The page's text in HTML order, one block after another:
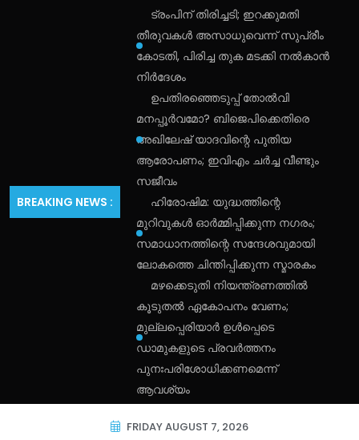
BREAKING NEWS :
ട്രംപിന് തിരിച്ചടി; ഇറക്കുമതി
തീരുവകൾ അസാധുവെന്ന് സുപ്രീം
കോടതി, പിരിച്ച തുക മടക്കി നൽകാൻ
നിർദേശം
ഉപതിരഞ്ഞെടുപ്പ് തോൽവി
മനപ്പൂർവമോ? ബിജെപിക്കെതിരെ
അഖിലേഷ് യാദവിന്റെ പുതിയ
ആരോപണം; ഇവിഎം ചർച്ച വീണ്ടും
സജീവം
ഹിരോഷിമ: യുദ്ധത്തിന്റെ
മുറിവുകൾ ഓർമ്മിപ്പിക്കുന്ന നഗരം;
സമാധാനത്തിന്റെ സന്ദേശവുമായി
ലോകത്തെ ചിന്തിപ്പിക്കുന്ന സ്മാരകം
മഴക്കെടുതി നിയന്ത്രണത്തിൽ
കൂടുതൽ ഏകോപനം വേണം;
മുല്ലപ്പെരിയാർ ഉൾപ്പെടെ
ഡാമുകളുടെ പ്രവർത്തനം
പുനഃപരിശോധിക്കണമെന്ന്
ആവശ്യം
FRIDAY AUGUST 7, 2026